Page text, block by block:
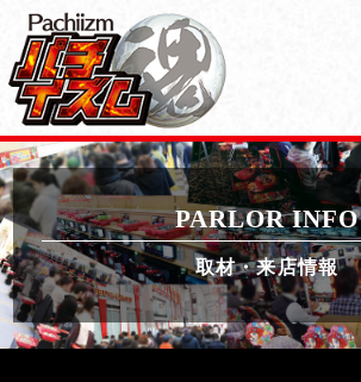
PARLOR INFO
取材・来店情報